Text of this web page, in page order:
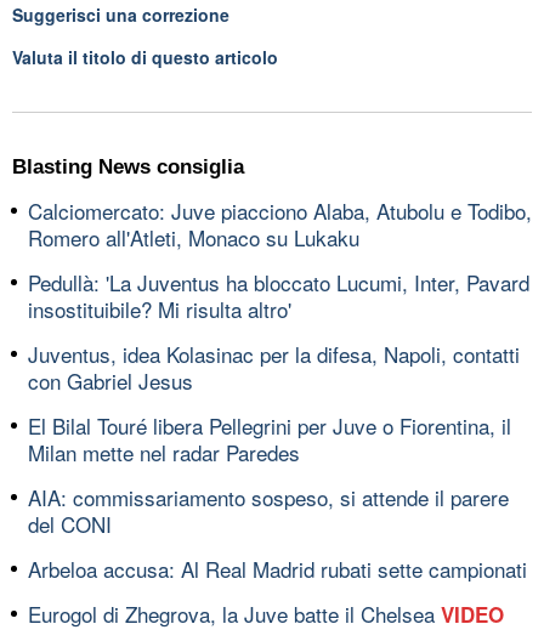
Suggerisci una correzione
Valuta il titolo di questo articolo
Blasting News consiglia
Calciomercato: Juve piacciono Alaba, Atubolu e Todibo,
Romero all'Atleti, Monaco su Lukaku
Pedullà: 'La Juventus ha bloccato Lucumi, Inter, Pavard
insostituibile? Mi risulta altro'
Juventus, idea Kolasinac per la difesa, Napoli, contatti
con Gabriel Jesus
El Bilal Touré libera Pellegrini per Juve o Fiorentina, il
Milan mette nel radar Paredes
AIA: commissariamento sospeso, si attende il parere
del CONI
Arbeloa accusa: Al Real Madrid rubati sette campionati
Eurogol di Zhegrova, la Juve batte il Chelsea VIDEO